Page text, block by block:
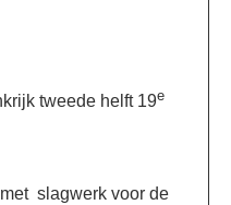
tweede helft 19e
slagwerk voor de